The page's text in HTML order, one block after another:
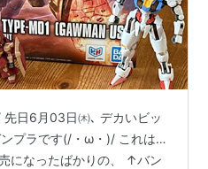
日6月03日㈭､ デカいビッ
プラです(/・ω・)/ これは…
になったばかりの、 ↑バン